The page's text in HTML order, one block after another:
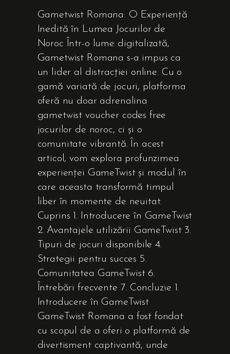
Gametwist Romana: O Experiență
Inedită în Lumea Jocurilor de
Noroc Într-o lume digitalizată,
Gametwist Romana s-a impus ca
un lider al distracției online. Cu o
gamă variată de jocuri, platforma
oferă nu doar adrenalina
gametwist voucher codes free
jocurilor de noroc, ci și o
comunitate vibrantă. În acest
articol, vom explora profunzimea
experienței GameTwist și modul în
care aceasta transformă timpul
liber în momente de neuitat.
Cuprins 1. Introducere în GameTwist
2. Avantajele utilizării GameTwist 3.
Tipuri de jocuri disponibile 4.
Strategii pentru succes 5.
Comunitatea GameTwist 6.
Întrebări frecvente 7. Concluzie 1.
Introducere în GameTwist
GameTwist Romana a fost fondat
cu scopul de a oferi o platformă de
divertisment captivantă, unde